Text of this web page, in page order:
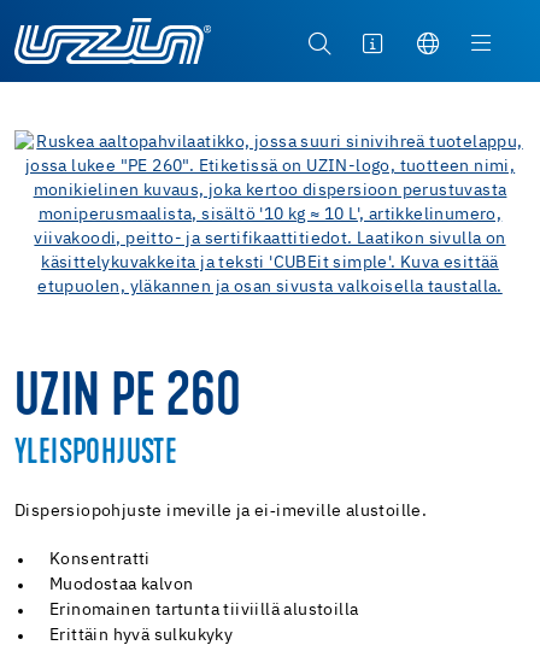
UZIN PE 260
YLEISPOHJUSTE
Dispersiopohjuste imeville ja ei‑imeville alustoille.
Konsentratti
Muodostaa kalvon
Erinomainen tartunta tiiviillä alustoilla
Erittäin hyvä sulkukyky